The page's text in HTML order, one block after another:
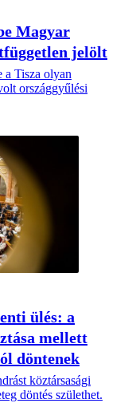
Magyar
jelölt
a Tisza olyan
országgyűlési
ülés: a
mellett
döntenek
köztársasági
döntés születhet.